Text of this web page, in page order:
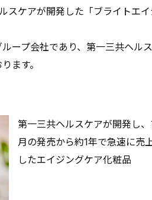
スケアが開発した「ブライトエ
ープ会社であり、第一三共ヘ
ます。
第一三共ヘルスケアが開発し
月の発売から約1年で急速に売
したエイジングケア化粧品